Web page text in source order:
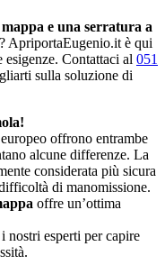
e una serratura a
ApriportaEugenio.it è qui
Contattaci al 051
sulla soluzione di
offrono entrambe
alcune differenze. La
considerata più sicura
di manomissione.
offre un’ottima
nostri esperti per capire